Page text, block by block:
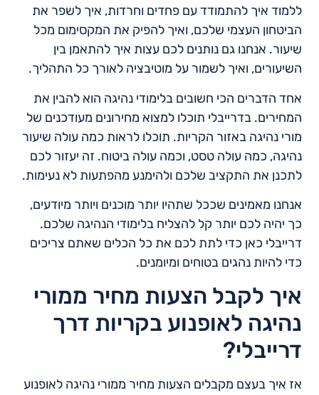
ללמוד איך להתמודד עם פחדים וחרדות, איך לשפר את
הביטחון העצמי שלכם, ואיך להפיק את המקסימום מכל
שיעור. אנחנו גם נותנים לכם עצות איך להתאמן בין
השיעורים, ואיך לשמור על מוטיבציה לאורך כל התהליך.
אחד הדברים הכי חשובים בלימודי נהיגה הוא להבין את
המחירים. בדרייבלי תוכלו למצוא מחירונים מעודכנים של
מורי נהיגה באזור הקריות. תוכלו לראות כמה עולה שיעור
נהיגה, כמה עולה טסט, וכמה עולה ביטוח. זה יעזור לכם
לתכנן את התקציב שלכם ולהימנע מהפתעות לא נעימות.
אנחנו מאמינים שככל שתהיו יותר מוכנים ויותר מיודעים,
כך יהיה לכם יותר קל להצליח בלימודי הנהיגה שלכם.
דרייבלי כאן כדי לתת לכם את כל הכלים שאתם צריכים
כדי להיות נהגים בטוחים ומיומנים.
איך לקבל הצעות מחיר ממורי
נהיגה לאופנוע בקריות דרך
דרייבלי?
אז איך בעצם מקבלים הצעות מחיר ממורי נהיגה לאופנוע